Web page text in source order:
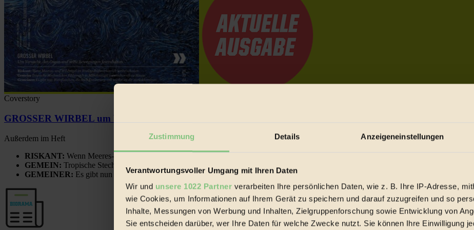
Zustimmung Details Anzeigeneinstellungen
Verantwortungsvoller Umgang mit Ihren Daten
Wir und unsere 1022 Partner verarbeiten Ihre persönlichen Daten, wie z. B. Ihre IP-Adresse,
wie Cookies, um Informationen auf Ihrem Gerät zu speichern und darauf zuzugreifen und so
Inhalte, Messungen von Werbung und Inhalten, Zielgruppenforschung sowie Entwicklung von
Sie entscheiden darüber, wer Ihre Daten für welche Zwecke nutzt. Sie können Ihre Einwilligung
Coverstory
GROSSER WIRBEL um Versuche, den Ozean und seine Bewegungen festzuhalten.
Außerdem im Heft
RISKANT: Wenn Meeres- und Wildvögel im Freilandhühnerbetrieb vorbeischauen.
GEMEIN: Tropische Stechmücken fühlen sich in Mitteleuropa inziwschen oft zu Hause.
GEMEINER: Es gibt nun Weinflaschen, die nach Entleerung voll wieder zu dir zurückkommen.